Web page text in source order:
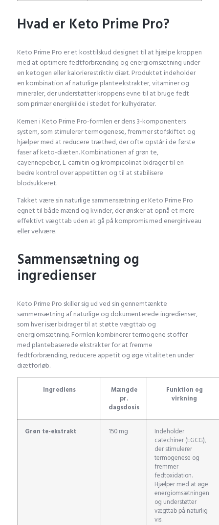
Hvad er Keto Prime Pro?
Keto Prime Pro er et kosttilskud designet til at hjælpe kroppen
med at optimere fedtforbrænding og energiomsætning under
en ketogen eller kalorierestriktiv diæt. Produktet indeholder
en kombination af naturlige planteekstrakter, vitaminer og
mineraler, der understøtter kroppens evne til at bruge fedt
som primær energikilde i stedet for kulhydrater.
Kernen i Keto Prime Pro-formlen er dens 3-komponenters
system, som stimulerer termogenese, fremmer stofskiftet og
hjælper med at reducere træthed, der ofte opstår i de første
faser af keto-diæten. Kombinationen af grøn te,
cayennepeber, L-carnitin og krompicolinat bidrager til en
bedre kontrol over appetitten og til at stabilisere
blodsukkeret.
Takket være sin naturlige sammensætning er Keto Prime Pro
egnet til både mænd og kvinder, der ønsker at opnå et mere
effektivt vægttab uden at gå på kompromis med energiniveau
eller velvære.
Sammensætning og
ingredienser
Keto Prime Pro skiller sig ud ved sin gennemtænkte
sammensætning af naturlige og dokumenterede ingredienser,
som hver især bidrager til at støtte vægttab og
energiomsætning. Formlen kombinerer termogene stoffer
med plantebaserede ekstrakter for at fremme
fedtforbrænding, reducere appetit og øge vitaliteten under
diætforløb.
Ingrediens
Mængde
pr.
dagsdosis
Funktion og
virkning
Grøn te-ekstrakt 150 mg
Indeholder
catechiner (EGCG),
der stimulerer
termogenese og
fremmer
fedtoxidation.
Hjælper med at øge
energiomsætningen
og understøtter
vægttab på naturlig
vis.